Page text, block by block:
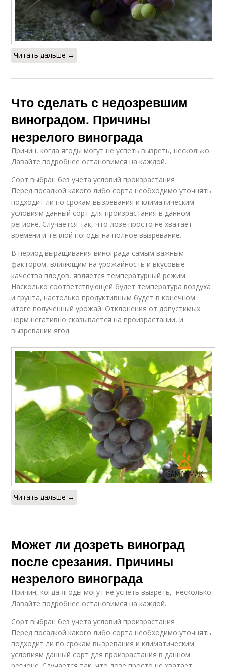
Читать дальше →
Что сделать с недозревшим
виноградом. Причины
незрелого винограда
Причин, когда ягоды могут не успеть вызреть, несколько.
Давайте подробнее остановимся на каждой.
Сорт выбран без учета условий произрастания
Перед посадкой какого либо сорта необходимо уточнять
подходит ли по срокам вызревания и климатическим
условиям данный сорт для произрастания в данном
регионе. Случается так, что лозе просто не хватает
времени и теплой погоды на полное вызревание.
В период выращивания винограда самым важным
фактором, влияющим на урожайность и вкусовые
качества плодов, является температурный режим.
Насколько соответствующей будет температура воздуха
и грунта, настолько продуктивным будет в конечном
итоге полученный урожай. Отклонения от допустимых
норм негативно сказывается на произрастании, и
вызревании ягод.
Читать дальше →
Может ли дозреть виноград
после срезания. Причины
незрелого винограда
Причин, когда ягоды могут не успеть вызреть, несколько.
Давайте подробнее остановимся на каждой.
Сорт выбран без учета условий произрастания
Перед посадкой какого либо сорта необходимо уточнять
подходит ли по срокам вызревания и климатическим
условиям данный сорт для произрастания в данном